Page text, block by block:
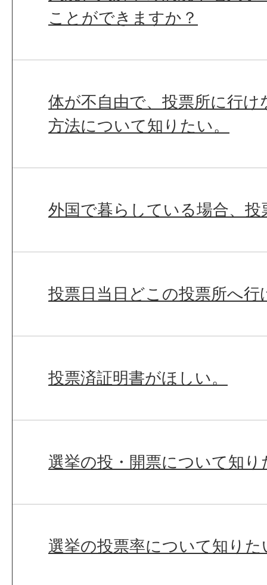
ことができますか？
体が不自由で、投票所に行
方法について知りたい。
外国で暮らしている場合、
投票日当日どこの投票所へ
投票済証明書がほしい。
選挙の投・開票について知り
選挙の投票率について知りた